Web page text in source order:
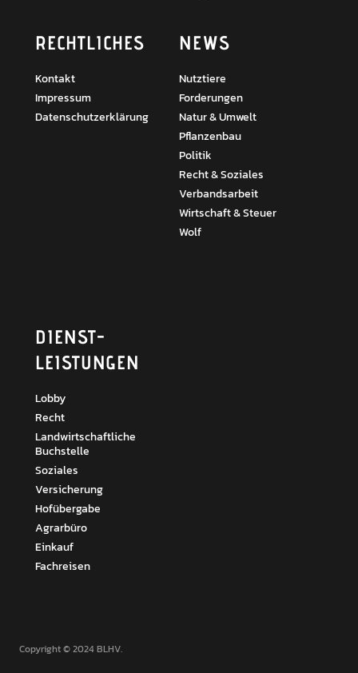
RECHTLICHES
Kontakt
Impressum
Datenschutzerklärung
NEWS
Nutztiere
Forderungen
Natur & Umwelt
Pflanzenbau
Politik
Recht & Soziales
Verbandsarbeit
Wirtschaft & Steuer
Wolf
DIENST­
LEISTUNGEN
Lobby
Recht
Landwirtschaftliche
Buchstelle
Soziales
Versicherung
Hofübergabe
Agrarbüro
Einkauf
Fachreisen
Copyright © 2024 BLHV